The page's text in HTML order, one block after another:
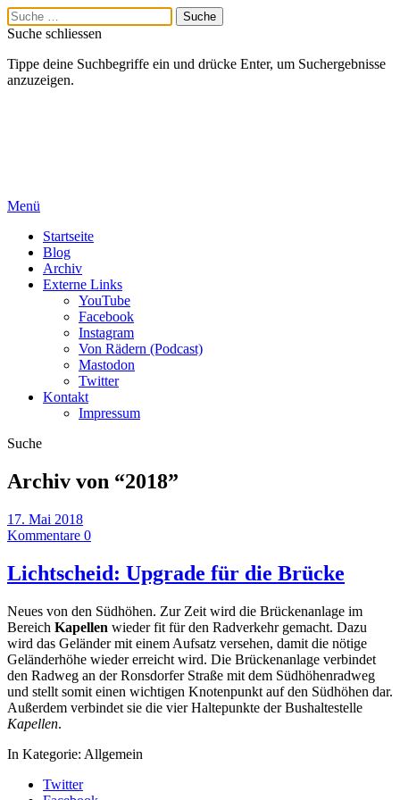
Suche schliessen
Tippe deine Suchbegriffe ein und drücke Enter, um Suchergebnisse
anzuzeigen.
Menü
Startseite
Blog
Archiv
Externe Links
YouTube
Facebook
Instagram
Von Rädern (Podcast)
Mastodon
Twitter
Kontakt
Impressum
Suche
Archiv von “2018”
17. Mai 2018
Kommentare 0
Lichtscheid: Upgrade für die Brücke
Neues von den Südhöhen. Zur Zeit wird die Brückenanlage im
Bereich Kapellen wieder fit für den Radverkehr gemacht. Dazu
wird das Geländer mit einem Aufsatz versehen, damit die nötige
Geländerhöhe wieder erreicht wird. Die Brückenanlage verbindet
den Radweg an der Ronsdorfer Straße mit dem Südhöhenradweg
und stellt somit einen wichtigen Knotenpunkt auf den Südhöhen dar.
Außerdem verbindet sie die vier Haltepunkte der Bushaltestelle
Kapellen.
In Kategorie: Allgemein
Twitter